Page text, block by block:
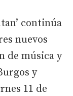
continúa
nuevos
de música y
y
11 de